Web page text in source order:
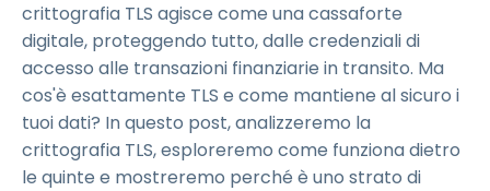
crittografia TLS agisce come una cassaforte
digitale, proteggendo tutto, dalle credenziali di
accesso alle transazioni finanziarie in transito. Ma
cos'è esattamente TLS e come mantiene al sicuro i
tuoi dati? In questo post, analizzeremo la
crittografia TLS, esploreremo come funziona dietro
le quinte e mostreremo perché è uno strato di